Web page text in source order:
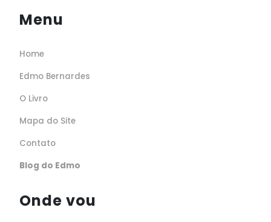
Menu
Home
Edmo Bernardes
O Livro
Mapa do Site
Contato
Blog do Edmo
Onde vou